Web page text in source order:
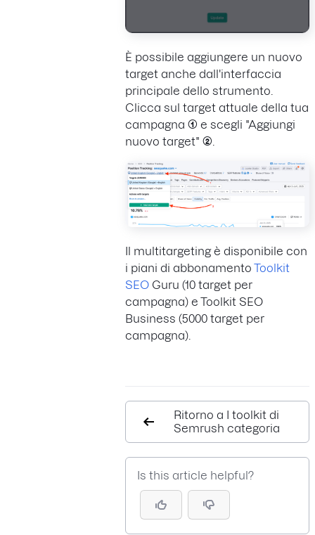
È possibile aggiungere un nuovo
target anche dall'interfaccia
principale dello strumento.
Clicca sul target attuale della tua
campagna (1) e scegli "Aggiungi
nuovo target" (2)
Il multitargeting è disponibile con
i piani di abbonamento Toolkit
SEO Guru (10 target per
campagna) e Toolkit SEO
Business (5000 target per
campagna).
Ritorno a I toolkit di
Semrush categoria
Is this article helpful?